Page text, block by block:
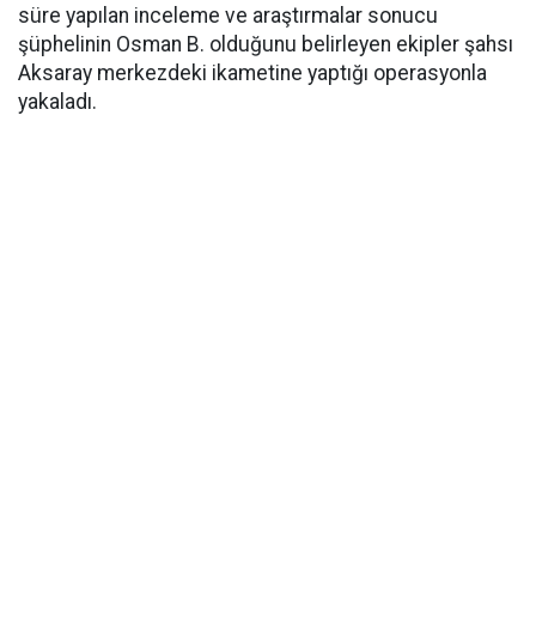
süre yapılan inceleme ve araştırmalar sonucu
şüphelinin Osman B. olduğunu belirleyen ekipler şahsı
Aksaray merkezdeki ikametine yaptığı operasyonla
yakaladı.